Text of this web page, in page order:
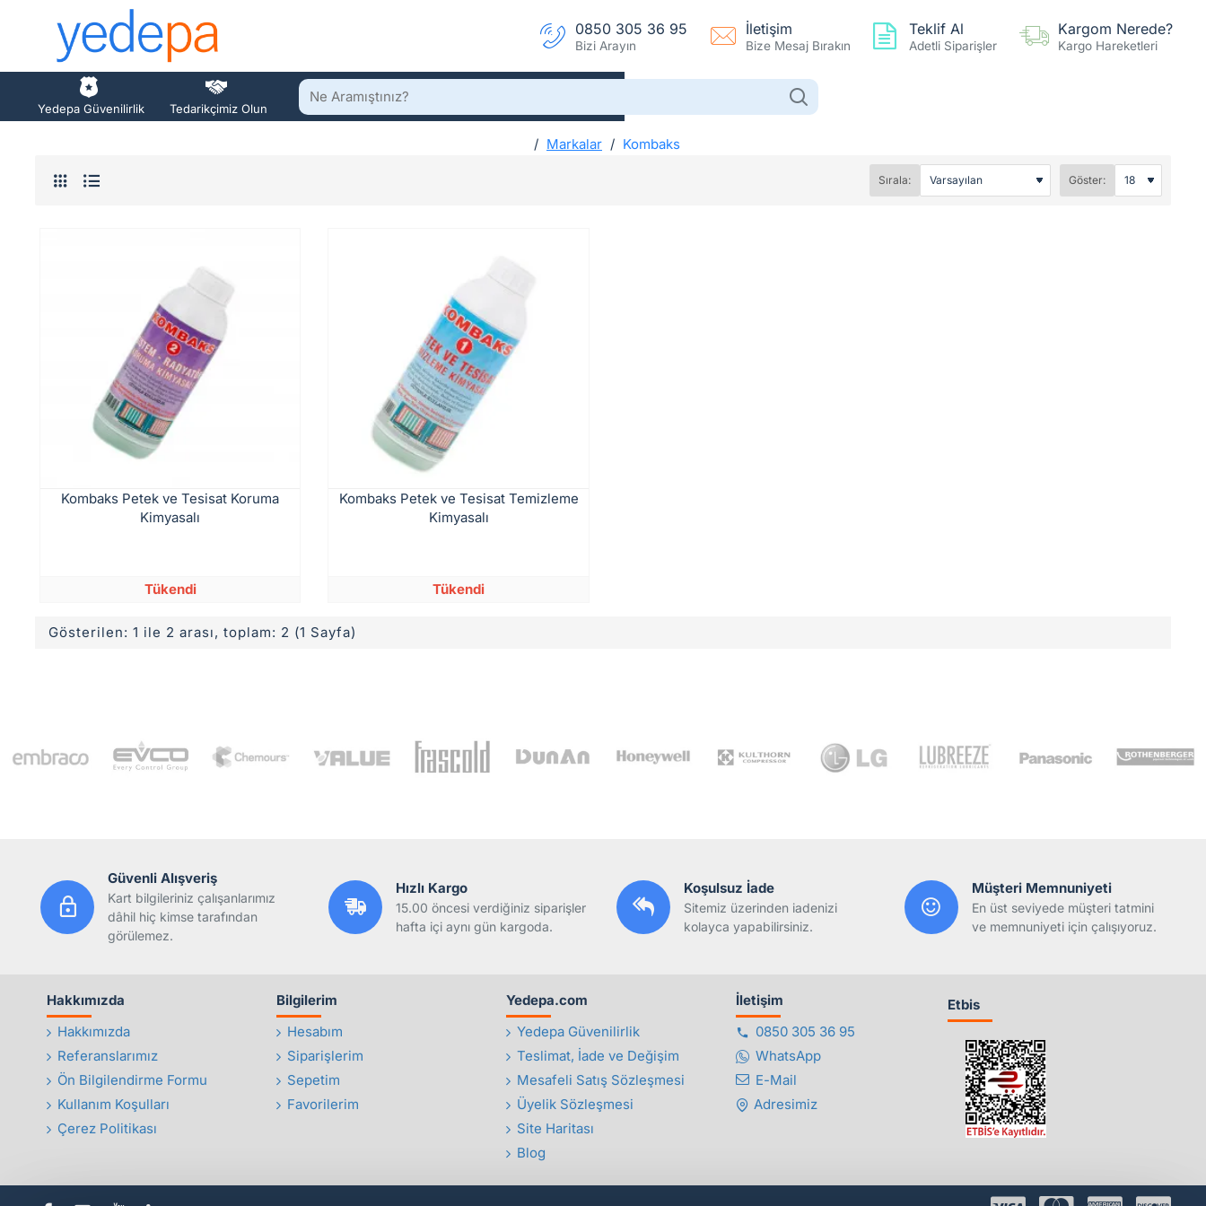
0850 305 36 95
Bizi Arayın
İletişim
Bize Mesaj Bırakın
Teklif Al
Adetli Siparişler
Kargom Nerede?
Kargo Hareketleri
Yedepa Güvenilirlik Tedarikçimiz Olun
Ne
Aramıştınız?
Markalar Kombaks
Sırala: Göster:
Kombaks Petek ve Tesisat Koruma
Kimyasalı
Tükendi
Kombaks Petek ve Tesisat Temizleme
Kimyasalı
Tükendi
Gösterilen: 1 ile 2 arası, toplam: 2 (1 Sayfa)
Güvenli Alışveriş
Kart bilgileriniz çalışanlarımız
dâhil hiç kimse tarafından
görülemez.
Hızlı Kargo
15.00 öncesi verdiğiniz siparişler
hafta içi aynı gün kargoda.
Koşulsuz İade
Sitemiz üzerinden iadenizi
kolayca yapabilirsiniz.
Müşteri Memnuniyeti
En üst seviyede müşteri tatmini
ve memnuniyeti için çalışıyoruz.
Hakkımızda
Hakkımızda
Referanslarımız
Ön Bilgilendirme Formu
Kullanım Koşulları
Çerez Politikası
Bilgilerim
Hesabım
Siparişlerim
Sepetim
Favorilerim
Yedepa.com
Yedepa Güvenilirlik
Teslimat, İade ve Değişim
Mesafeli Satış Sözleşmesi
Üyelik Sözleşmesi
Site Haritası
Blog
İletişim
0850 305 36 95
WhatsApp
E-Mail
Adresimiz
Etbis